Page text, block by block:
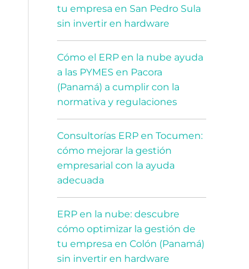
tu empresa en San Pedro Sula
sin invertir en hardware
Cómo el ERP en la nube ayuda
a las PYMES en Pacora
(Panamá) a cumplir con la
normativa y regulaciones
Consultorías ERP en Tocumen:
cómo mejorar la gestión
empresarial con la ayuda
adecuada
ERP en la nube: descubre
cómo optimizar la gestión de
tu empresa en Colón (Panamá)
sin invertir en hardware